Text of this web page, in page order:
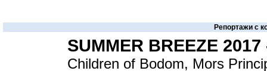
Репортажи с
SUMMER BREEZE
Children of Bodom, Mors